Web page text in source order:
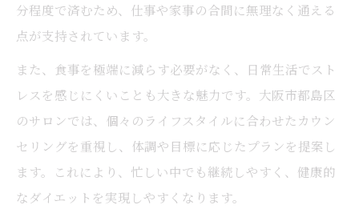
分程度で済むため、仕事や家事の合間に無理なく通える
点が支持されています。
また、食事を極端に減らす必要がなく、日常生活でスト
レスを感じにくいことも大きな魅力です。大阪市都島区
のサロンでは、個々のライフスタイルに合わせたカウン
セリングを重視し、体調や目標に応じたプランを提案し
ます。これにより、忙しい中でも継続しやすく、健康的
なダイエットを実現しやすくなります。